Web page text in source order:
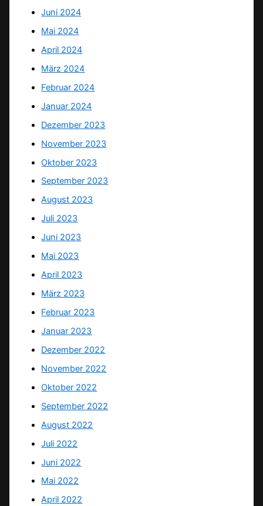
Juni 2024
Mai 2024
April 2024
März 2024
Februar 2024
Januar 2024
Dezember 2023
November 2023
Oktober 2023
September 2023
August 2023
Juli 2023
Juni 2023
Mai 2023
April 2023
März 2023
Februar 2023
Januar 2023
Dezember 2022
November 2022
Oktober 2022
September 2022
August 2022
Juli 2022
Juni 2022
Mai 2022
April 2022